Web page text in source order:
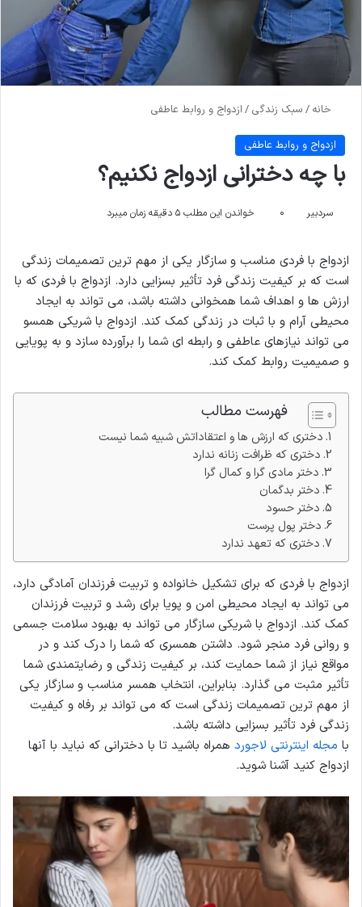
خانه / سبک زندگی / ازدواج و روابط عاطفی
ازدواج و روابط عاطفی
با چه دخترانی ازدواج نکنیم؟
سردبیر ۰ خواندن این مطلب ۵ دقیقه زمان میبرد
ازدواج با فردی مناسب و سازگار یکی از مهم ترین تصمیمات زندگی
است که بر کیفیت زندگی فرد تأثیر بسزایی دارد. ازدواج با فردی که با
ارزش ها و اهداف شما همخوانی داشته باشد، می تواند به ایجاد
محیطی آرام و با ثبات در زندگی کمک کند. ازدواج با شریکی همسو
می تواند نیازهای عاطفی و رابطه ای شما را برآورده سازد و به پویایی
و صمیمیت روابط کمک کند.
فهرست مطالب
دختری که ارزش ها و اعتقاداتش شبیه شما نیست
دختری که ظرافت زنانه ندارد
دختر مادی گرا و کمال گرا
دختر بدگمان
دختر حسود
دختر پول پرست
دختری که تعهد ندارد
ازدواج با فردی که برای تشکیل خانواده و تربیت فرزندان آمادگی دارد،
می تواند به ایجاد محیطی امن و پویا برای رشد و تربیت فرزندان
کمک کند. ازدواج با شریکی سازگار می تواند به بهبود سلامت جسمی
و روانی فرد منجر شود. داشتن همسری که شما را درک کند و در
مواقع نیاز از شما حمایت کند، بر کیفیت زندگی و رضایتمندی شما
تأثیر مثبت می گذارد. بنابراین، انتخاب همسر مناسب و سازگار یکی
از مهم ترین تصمیمات زندگی است که می تواند بر رفاه و کیفیت
زندگی فرد تأثیر بسزایی داشته باشد.
با مجله اینترنتی لاجورد همراه باشید تا با دخترانی که نباید با آنها
ازدواج کنید آشنا شوید.